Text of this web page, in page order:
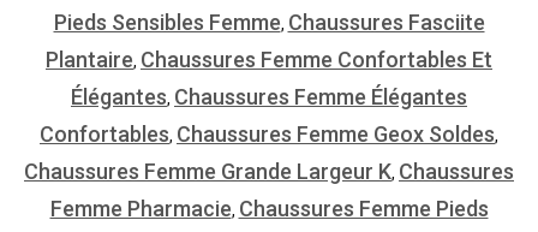
Pieds Sensibles Femme, Chaussures Fasciite
Plantaire, Chaussures Femme Confortables Et
Élégantes, Chaussures Femme Élégantes
Confortables, Chaussures Femme Geox Soldes,
Chaussures Femme Grande Largeur K, Chaussures
Femme Pharmacie, Chaussures Femme Pieds